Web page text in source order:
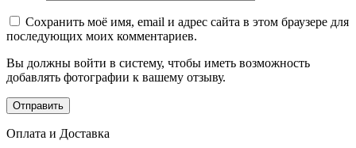
Сохранить моё имя, email и адрес сайта в этом браузере для
последующих моих комментариев.
Вы должны войти в систему, чтобы иметь возможность
добавлять фотографии к вашему отзыву.
Оплата и Доставка